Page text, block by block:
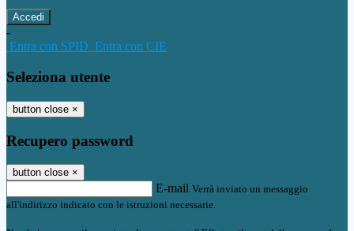
-
Entra con SPID Entra con CIE
Seleziona utente
button close ×
Recupero password
button close ×
E-mail Verrà inviato un messaggio
all'indirizzo indicato con le istruzioni necessarie.